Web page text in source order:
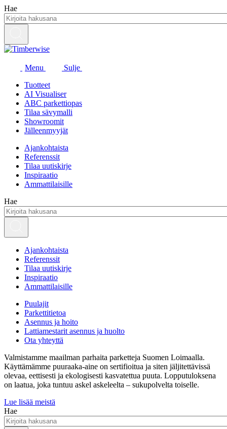
Siirry
sisältöön
Hae
Menu
Sulje
Tuotteet
AI Visualiser
ABC parkettiopas
Tilaa sävymalli
Showroomit
Jälleenmyyjät
Ajankohtaista
Referenssit
Tilaa uutiskirje
Inspiraatio
Ammattilaisille
Hae
Ajankohtaista
Referenssit
Tilaa uutiskirje
Inspiraatio
Ammattilaisille
Puulajit
Parkettitietoa
Asennus ja hoito
Lattiamestarit asennus ja huolto
Ota yhteyttä
Valmistamme maailman parhaita parketteja Suomen Loimaalla.
Käyttämämme puuraaka-aine on sertifioitua ja siten jäljitettävissä
olevaa, eettisesti ja ekologisesti kasvatettua puuta. Lopputuloksena
on laatua, joka tuntuu askel askeleelta – sukupolvelta toiselle.
Lue lisää meistä
Hae